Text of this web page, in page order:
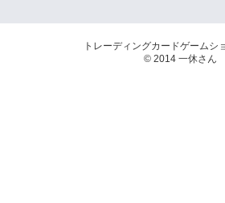
トレーディングカードゲーム
© 2014 一休さん